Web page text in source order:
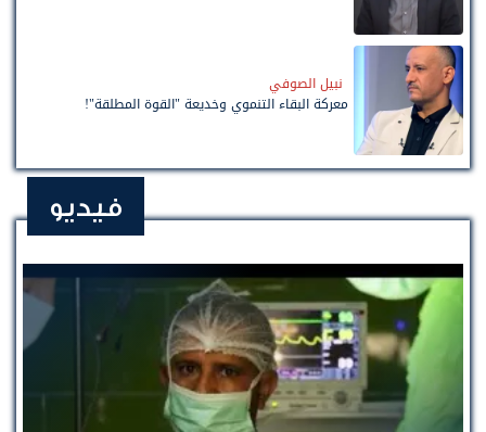
نبيل الصوفي
معركة البقاء التنموي وخديعة "القوة المطلقة"!
فيديو